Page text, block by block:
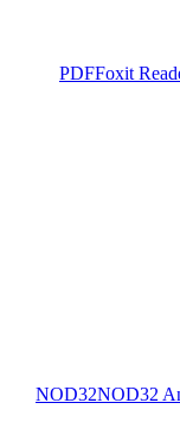
Foxit
NOD32